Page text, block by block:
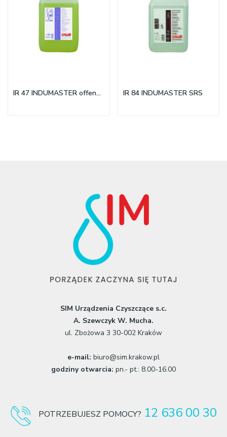
IR 47 INDUMASTER offensive IR 84 INDUMASTER SRS
SIM Urządzenia Czyszczące s.c.
A. Szewczyk W. Mucha.
ul. Zbożowa 3 30-002 Kraków
e-mail: biuro@sim.krakow.pl
godziny otwarcia: pn.- pt.: 8.00-16.00
POTRZEBUJESZ POMOCY? 12 636 00 30